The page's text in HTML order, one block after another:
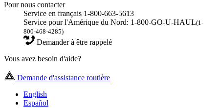
Pour nous contacter
Service en français 1-800-663-5613
Service pour l'Amérique du Nord: 1-800-GO-U-HAUL(1-
800-468-4285)
Demander à être rappelé
Vous avez besoin d'aide?
Demande d'assistance routière
English
Español